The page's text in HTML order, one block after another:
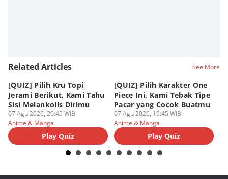
Related Articles See More
[QUIZ] Pilih Kru Topi
Jerami Berikut, Kami Tahu
Sisi Melankolis Dirimu
07 Agu 2026, 20:45 WIB
Anime & Manga
Play Quiz
[QUIZ] Pilih Karakter One
Piece Ini, Kami Tebak Tipe
Pacar yang Cocok Buatmu
07 Agu 2026, 19:45 WIB
Anime & Manga
Play Quiz